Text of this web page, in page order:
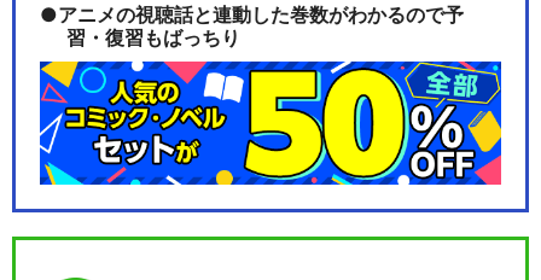
アニメの視聴話と連動した巻数がわかるので予
習・復習もばっちり